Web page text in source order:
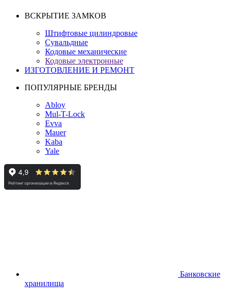
ВСКРЫТИЕ ЗАМКОВ
Штифтовые цилиндровые
Сувальдные
Кодовые механические
Кодовые электронные
ИЗГОТОВЛЕНИЕ И РЕМОНТ
ПОПУЛЯРНЫЕ БРЕНДЫ
Abloy
Mul-T-Lock
Evva
Mauer
Kaba
Yale
Банковские
хранилища